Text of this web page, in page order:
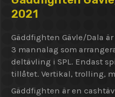
2021
Gäddfighten Gävle/Dala
3 mannalag som
deltävling i SPL. Endast
tillåtet. Vertikal, trolling,
Gäddfighten är en